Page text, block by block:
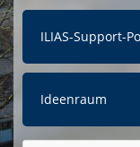
ILIAS-Support-
Ideenraum